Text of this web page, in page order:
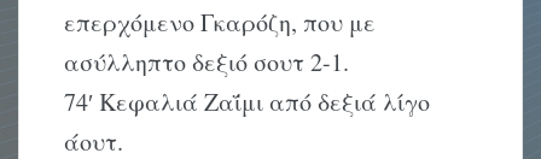
επερχόμενο Γκαρόζη, που με
ασύλληπτο δεξιό σουτ 2-1.
74′ Kεφαλιά Zαΐμι από δεξιά λίγο
άουτ.